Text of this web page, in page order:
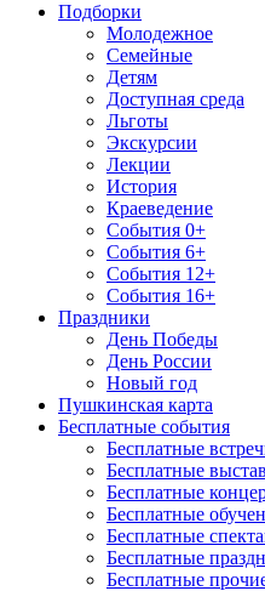
Подборки
Молодежное
Семейные
Детям
Доступная среда
Льготы
Экскурсии
Лекции
История
Краеведение
События 0+
События 6+
События 12+
События 16+
Праздники
День Победы
День России
Новый год
Пушкинская карта
Бесплатные события
Бесплатные
Бесплатные
Бесплатные
Бесплатные
Бесплатные
Бесплатные
Бесплатные